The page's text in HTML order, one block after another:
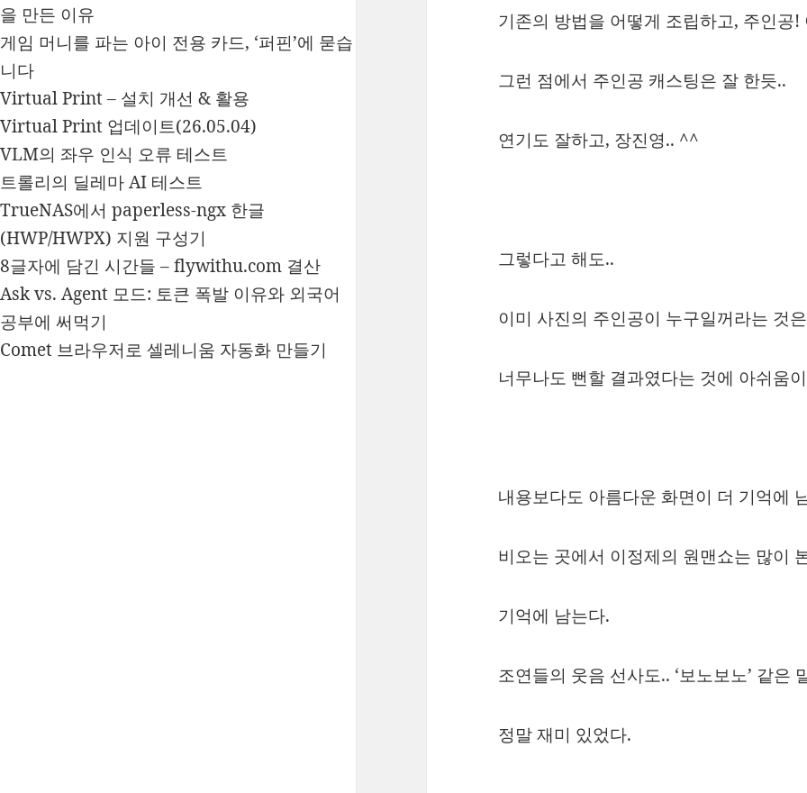
을 만든 이유
게임 머니를 파는 아이 전용 카드, ‘퍼핀’에 묻습
니다
Virtual Print – 설치 개선 & 활용
Virtual Print 업데이트(26.05.04)
VLM의 좌우 인식 오류 테스트
트롤리의 딜레마 AI 테스트
TrueNAS에서 paperless-ngx 한글
(HWP/HWPX) 지원 구성기
8글자에 담긴 시간들 – flywithu.com 결산
Ask vs. Agent 모드: 토큰 폭발 이유와 외국어
공부에 써먹기
Comet 브라우저로 셀레니움 자동화 만들기
기존의 방법을 어떻게 조립하고, 주인공
그런 점에서 주인공 캐스팅은 잘 한듯..
연기도 잘하고, 장진영.. ^^
그렇다고 해도..
이미 사진의 주인공이 누구일꺼라는 것
너무나도 뻔할 결과였다는 것에 아쉬움
내용보다도 아름다운 화면이 더 기억에
비오는 곳에서 이정제의 원맨쇼는 많이
기억에 남는다.
조연들의 웃음 선사도.. ‘보노보노’ 같은
정말 재미 있었다.